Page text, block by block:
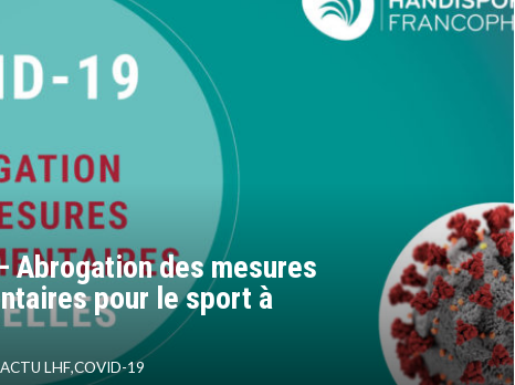
Abrogation des mesures
pour le sport à
ACTU LHF,COVID-19